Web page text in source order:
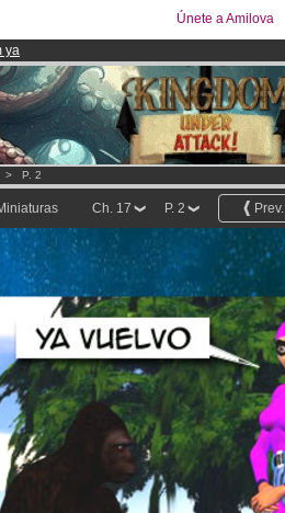
Únete a Amilova
ya
> P. 2
Prev.
P. 2
Ch. 17